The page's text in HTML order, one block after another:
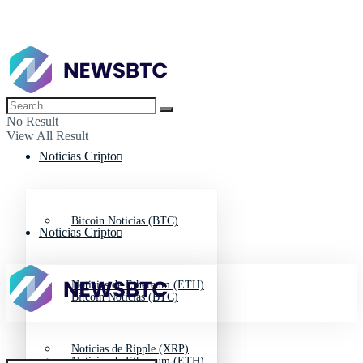
No Result
View All Result
Noticias Cripto
Bitcoin Noticias (BTC)
Noticias de Ethereum (ETH)
Noticias de Ripple (XRP)
Noticias Cripto
Bitcoin Noticias (BTC)